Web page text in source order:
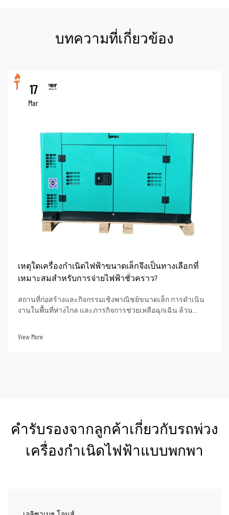
บทความที่เกี่ยวข้อง
17
Mar
เหตุใดเครื่องกำเนิดไฟฟ้าขนาดเล็กจึงเป็นทางเลือกที่
เหมาะสมสำหรับการจ่ายไฟฟ้าชั่วคราว?
สถานที่ก่อสร้างและกิจกรรมเชิงพาณิชย์ขนาดเล็ก การดำเนิน
งานในพื้นที่ห่างไกล และภารกิจการช่วยเหลือฉุกเฉิน ล้วน
View More
คำรับรองจากลูกค้าเกี่ยวกับรถพ่วง
เครื่องกำเนิดไฟฟ้าแบบพกพา